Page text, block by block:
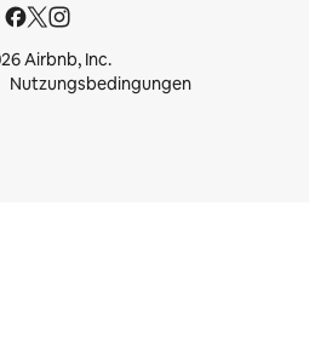
Airbnb, Inc.
Nutzungsbedingungen